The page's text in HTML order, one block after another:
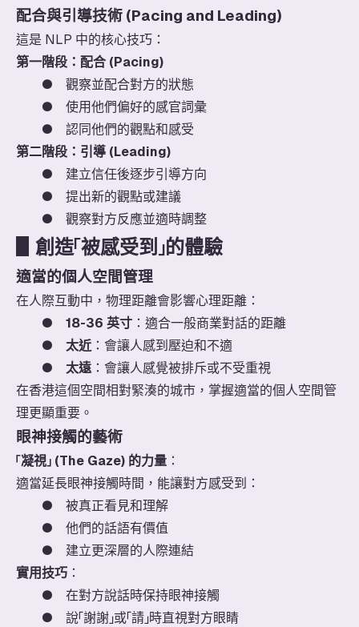
配合與引導技術 (Pacing and Leading)
這是 NLP 中的核心技巧：
第一階段：配合 (Pacing)
● 觀察並配合對方的狀態
● 使用他們偏好的感官詞彙
● 認同他們的觀點和感受
第二階段：引導 (Leading)
● 建立信任後逐步引導方向
● 提出新的觀點或建議
●
觀察對方反應並適時調整
創造「被感受到」的體驗
適當的個人空間管理
在人際互動中，物理距離會影響心理距離：
● 18-36 英寸 ：適合一般商業對話的距離
● 太近 ：會讓人感到壓迫和不適
● 太遠：會讓人感覺被排斥或不受重視
在香港這個空間相對緊湊的城市，掌握適當的個人空間管
理更顯重要。
眼神接觸的藝術
「凝視」 (The Gaze) 的力量 ：
適當延長眼神接觸時間，能讓對方感受到：
●
被真正看見和理解
●
他們的話語有價值
●
建立更深層的人際連結
實用技巧 ：
●
在對方說話時保持眼神接觸
●
說「謝謝」或「請」時直視對方眼睛